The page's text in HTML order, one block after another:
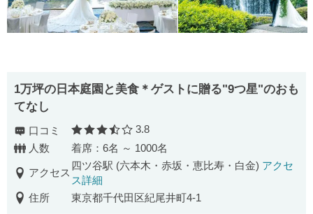
1万坪の日本庭園と美食＊ゲストに贈る"9つ星"のおも
てなし
口コミ 口コミ評価
3.8
人数
着席：6名 ～ 1000名
アクセス
四ツ谷駅 (六本木・赤坂・恵比寿・白金) アクセ
ス詳細
住所
東京都千代田区紀尾井町4‐1